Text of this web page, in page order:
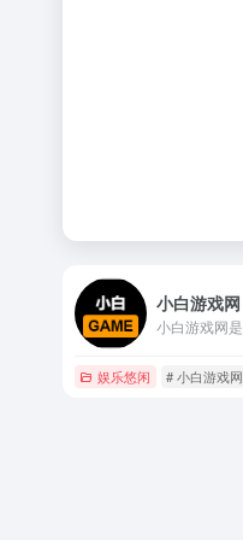
小白游戏网
娱乐悠闲 # 小白游戏网